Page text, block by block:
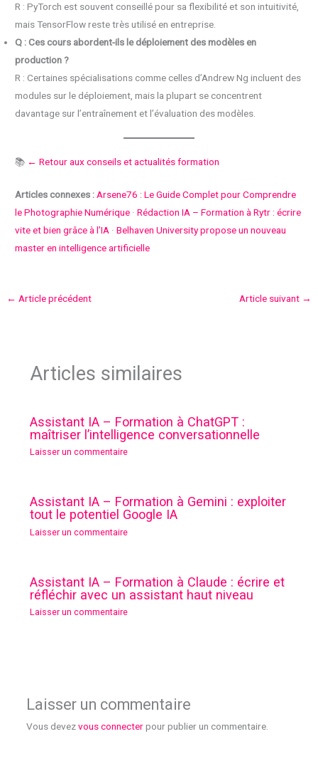
R : PyTorch est souvent conseillé pour sa flexibilité et son intuitivité,
mais TensorFlow reste très utilisé en entreprise.
Q : Ces cours abordent-ils le déploiement des modèles en
production ?
R : Certaines spécialisations comme celles d’Andrew Ng incluent des
modules sur le déploiement, mais la plupart se concentrent
davantage sur l’entraînement et l’évaluation des modèles.
📚 ← Retour aux conseils et actualités formation
Articles connexes :Arsene76 : Le Guide Complet pour Comprendre
le Photographie Numérique ·Rédaction IA – Formation à Rytr : écrire
vite et bien grâce à l’IA ·Belhaven University propose un nouveau
master en intelligence artificielle
← Article précédent Article suivant →
Articles similaires
Assistant IA – Formation à ChatGPT :
maîtriser l’intelligence conversationnelle
Laisser un commentaire
Assistant IA – Formation à Gemini : exploiter
tout le potentiel Google IA
Laisser un commentaire
Assistant IA – Formation à Claude : écrire et
réfléchir avec un assistant haut niveau
Laisser un commentaire
Laisser un commentaire
Vous devezvous connecterpour publier un commentaire.